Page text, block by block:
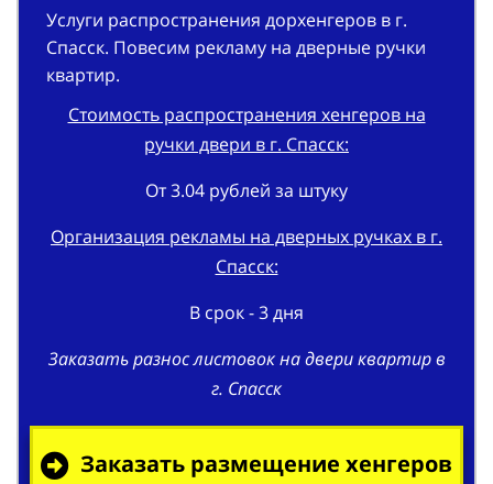
Услуги распространения дорхенгеров в г.
Спасск. Повесим рекламу на дверные ручки
квартир.
Стоимость распространения хенгеров на
ручки двери в г. Спасск:
От 3.04 рублей за штуку
Организация рекламы на дверных ручках в г.
Спасск:
В срок - 3 дня
Заказать разнос листовок на двери квартир в
г. Спасск
Заказать размещение хенгеров